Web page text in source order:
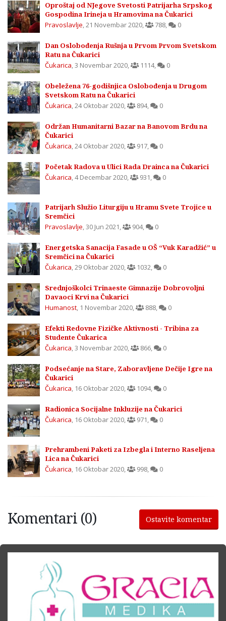
Oproštaj od NJegove Svetosti Patrijarha Srpskog
Gospodina Irineja u Hramovima na Čukarici
Pravoslavlje,21 Novembar 2020, 788, 0
Dan Oslobođenja Rušnja u Prvom Prvom Svetskom
Ratu na Čukarici
Čukarica,3 Novembar 2020, 1114, 0
Obeležena 76-godišnjica Oslobođenja u Drugom
Svetskom Ratu na Čukarici
Čukarica,24 Oktobar 2020, 894, 0
Održan Humanitarni Bazar na Banovom Brdu na
Čukarici
Čukarica,24 Oktobar 2020, 917, 0
Početak Radova u Ulici Rada Drainca na Čukarici
Čukarica,4 Decembar 2020, 931, 0
Patrijarh Služio Liturgiju u Hramu Svete Trojice u
Sremčici
Pravoslavlje,30 Jun 2021, 904, 0
Energetska Sanacija Fasade u OŠ “Vuk Karadžić” u
Sremčici na Čukarici
Čukarica,29 Oktobar 2020, 1032, 0
Srednjoškolci Trinaeste Gimnazije Dobrovoljni
Davaoci Krvi na Čukarici
Humanost, 1 Novembar 2020, 888, 0
Efekti Redovne Fizičke Aktivnosti - Tribina za
Studente Čukarica
Čukarica,3 Novembar 2020, 866, 0
Podsećanje na Stare, Zaboravljene Dečije Igre na
Čukarici
Čukarica, 16 Oktobar 2020, 1094, 0
Radionica Socijalne Inkluzije na Čukarici
Čukarica, 16 Oktobar 2020, 971, 0
Prehrambeni Paketi za Izbegla i Interno Raseljena
Lica na Čukarici
Čukarica, 16 Oktobar 2020, 998, 0
Komentari (0) Ostavite komentar